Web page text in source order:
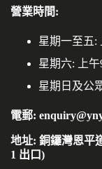
營業時間:
星期一至五:
星期六: 上
星期日及公
電郵:
地址: 銅鑼灣恩平
1 出口)